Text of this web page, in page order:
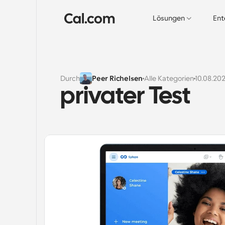
Lösungen
Durch Peer Richelsen Alle Kategorien
privater Test